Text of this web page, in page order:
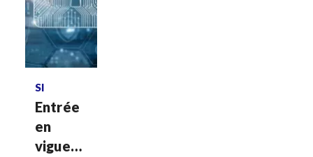
Entrée
en
vigueur
SI